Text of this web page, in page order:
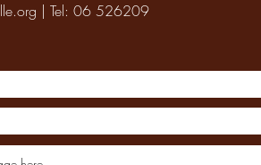
| Tel: 06 526209